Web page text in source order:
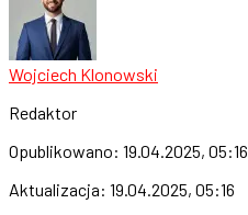
Wojciech Klonowski
Redaktor
Opublikowano: 19.04.2025, 05:16
Aktualizacja: 19.04.2025, 05:16